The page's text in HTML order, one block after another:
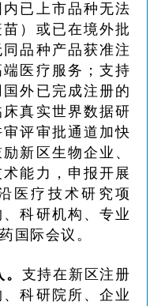
已上市品种无法
）或已在境外批
品种产品获准注
医疗服务；支持
外已完成注册的
真实世界数据研
评审批通道加快
新区生物企业、
能力，申报开展
医疗技术研究项
科研机构、专业
国际会议。
支持在新区注册
科研院所、企业